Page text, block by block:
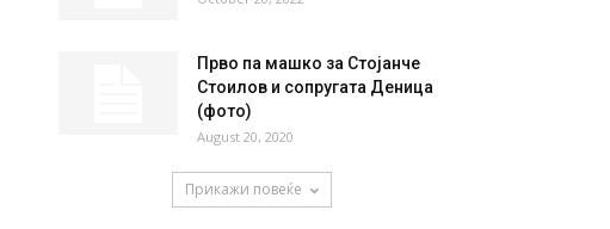
вторпат?! „Пукна“ бракот и со
November 7, 2019
Па каде се тие празни
полици? Американски
February 25, 2019